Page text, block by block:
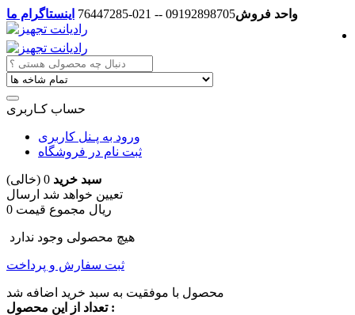
واحد فروش09192898705 -- 021-76447285 اینستاگرام ما
حساب کـاربری
ورود به پـنل کاربری
ثبت نام در فروشگاه
سبد خرید 0 (خالی)
تعیین خواهد شد ارسال
0 ریال مجموع قیمت
هیچ محصولی وجود ندارد
ثبت سفارش و پرداخت
محصول با موفقیت به سبد خرید اضافه شد
تعداد از این محصول :